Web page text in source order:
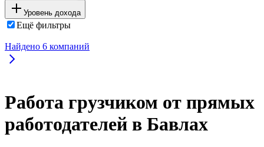
Уровень дохода
Ещё фильтры
Найдено 6 компаний
Работа грузчиком от прямых
работодателей в Бавлах